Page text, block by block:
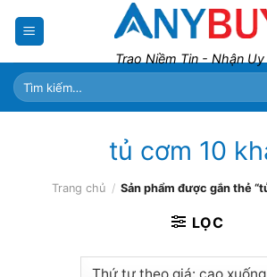
Trao Niềm Tin - Nhận Uy
Tìm
kiếm:
tủ cơm 10
Trang chủ / Sản phẩm được gắn thẻ
LỌC